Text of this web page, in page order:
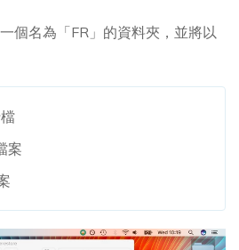
個名為「FR」的資料夾，並將以
案